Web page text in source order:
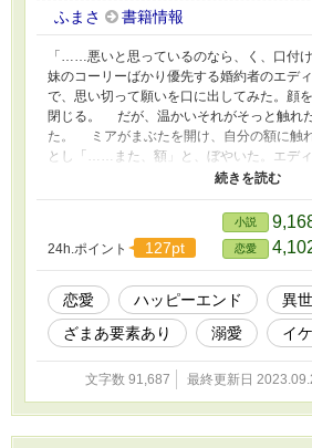
ふまさ 書籍情報
「……悪いと思っているのなら、く、口付
妹のコーリーばかり優先する婚約者のエデ
で、思い切って願いを口に出してみた。顔
閉じる。 だが、温かいそれがそっと触れ
た。 ミアがまぶたを開け、自分の額に触
とし「……また、額」と、ぼやいた。エデ
でながら、柔やかに笑った。 「はじめての
か……？」 「そう。二人ともに、想い出に
は、二人が婚約してから、六年が経とうと
た。 ※この作品は、小説家になろう様にも
24h.ポイント 127pt
小説
恋愛
恋愛 ハッピーエンド
異
ざまあ要素あり
溺愛 イ
文字数 91,687 最終更新日